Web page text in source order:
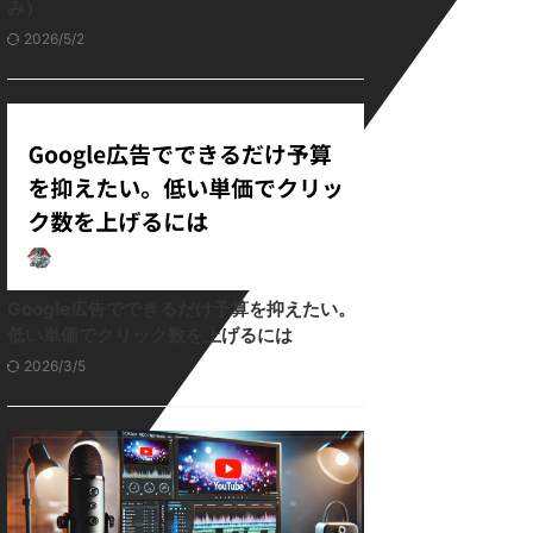
2026/5/2
Google広告でできるだけ予算を抑えたい。
低い単価でクリック数を上げるには
2026/3/5